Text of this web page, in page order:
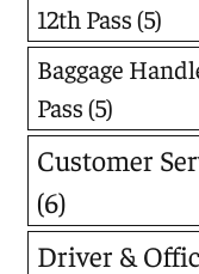
12th Pass(5)
Baggage
Pass(5)
Customer
(6)
Driver &